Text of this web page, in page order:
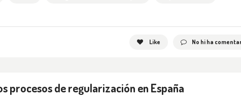
Like No hi ha
procesos de regularización en España